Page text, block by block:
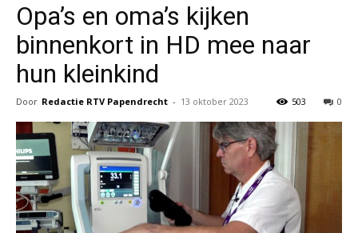
Opa’s en oma’s kijken
binnenkort in HD mee naar
hun kleinkind
Door Redactie RTV Papendrecht - 13 oktober 2023 0
503